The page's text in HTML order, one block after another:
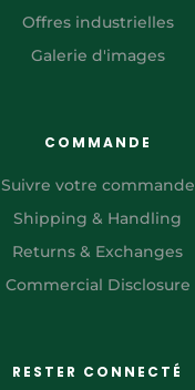
Offres industrielles
Galerie d'images
COMMANDE
Suivre votre commande
Shipping & Handling
Returns & Exchanges
Commercial Disclosure
RESTER CONNECTÉ